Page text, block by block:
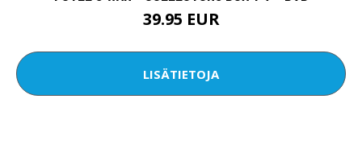
39.95 EUR
LISÄTIETOJA